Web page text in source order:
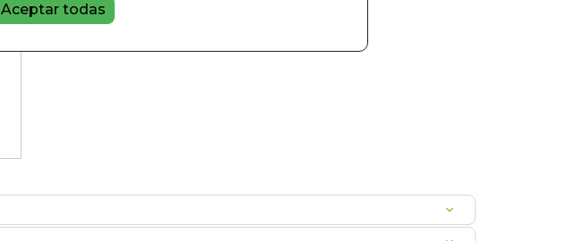
Aceptar todas